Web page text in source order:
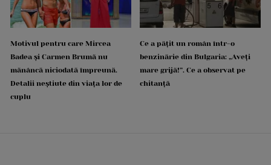
Motivul pentru care Mircea
Badea și Carmen Brumă nu
mănâncă niciodată împreună.
Detalii neștiute din viața lor de
cuplu
Ce a pățit un român într-o
benzinărie din Bulgaria: „Aveți
mare grijă!”. Ce a observat pe
chitanță